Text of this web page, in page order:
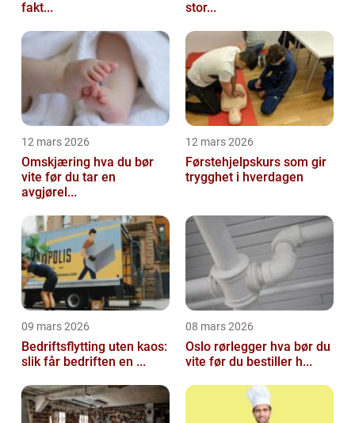
fakt...
stor...
12 mars 2026
Omskjæring hva du bør
vite før du tar en
avgjørel...
12 mars 2026
Førstehjelpskurs som gir
trygghet i hverdagen
09 mars 2026
Bedriftsflytting uten kaos:
slik får bedriften en ...
08 mars 2026
Oslo rørlegger hva bør du
vite før du bestiller h...